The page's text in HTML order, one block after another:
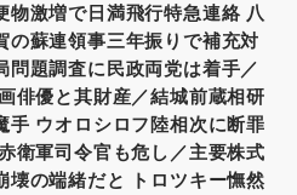
物激増で日満飛行特急連絡 八
の蘇連領事三年振りで補充対
問題調査に民政両党は着手／
俳優と其財産／結城前蔵相研
手 ウオロシロフ陸相次に断罪
衛軍司令官も危し／主要株式
壊の端緒だと トロツキー憮然